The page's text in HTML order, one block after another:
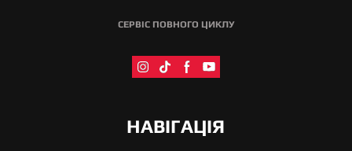
СЕРВІС ПОВНОГО ЦИКЛУ
НАВІГАЦІЯ